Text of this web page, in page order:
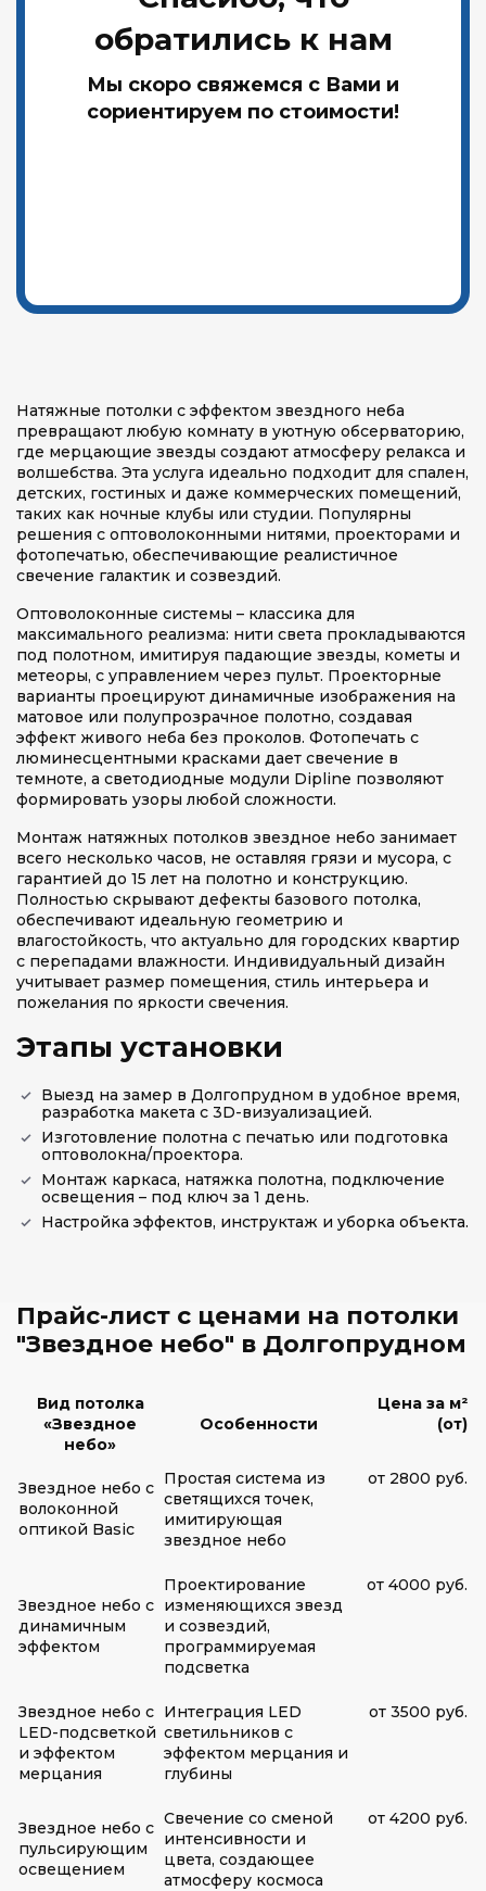
обратились к нам
Мы скоро свяжемся с Вами и
сориентируем по стоимости!
Натяжные потолки с эффектом звездного неба
превращают любую комнату в уютную обсерваторию,
где мерцающие звезды создают атмосферу релакса и
волшебства. Эта услуга идеально подходит для спален,
детских, гостиных и даже коммерческих помещений,
таких как ночные клубы или студии. Популярны
решения с оптоволоконными нитями, проекторами и
фотопечатью, обеспечивающие реалистичное
свечение галактик и созвездий.
Оптоволоконные системы – классика для
максимального реализма: нити света прокладываются
под полотном, имитируя падающие звезды, кометы и
метеоры, с управлением через пульт. Проекторные
варианты проецируют динамичные изображения на
матовое или полупрозрачное полотно, создавая
эффект живого неба без проколов. Фотопечать с
люминесцентными красками дает свечение в
темноте, а светодиодные модули Dipline позволяют
формировать узоры любой сложности.
Монтаж натяжных потолков звездное небо занимает
всего несколько часов, не оставляя грязи и мусора, с
гарантией до 15 лет на полотно и конструкцию.
Полностью скрывают дефекты базового потолка,
обеспечивают идеальную геометрию и
влагостойкость, что актуально для городских квартир
с перепадами влажности. Индивидуальный дизайн
учитывает размер помещения, стиль интерьера и
пожелания по яркости свечения.
Этапы установки
Выезд на замер в Долгопрудном в удобное время,
разработка макета с 3D-визуализацией.
Изготовление полотна с печатью или подготовка
оптоволокна/проектора.
Монтаж каркаса, натяжка полотна, подключение
освещения – под ключ за 1 день.
Настройка эффектов, инструктаж и уборка объекта.
Прайс-лист с ценами на потолки
"Звездное небо" в Долгопрудном
Вид потолка
«Звездное
небо»
Особенности
Цена за м²
(от)
Звездное небо с
волоконной
оптикой Basic
Простая система из
светящихся точек,
имитирующая
звездное небо
от 2800 руб.
Звездное небо с
динамичным
эффектом
Проектирование
изменяющихся звезд
и созвездий,
программируемая
подсветка
от 4000 руб.
Звездное небо с
LED-подсветкой
и эффектом
мерцания
Интеграция LED
светильников с
эффектом мерцания и
глубины
от 3500 руб.
Звездное небо с
пульсирующим
освещением
Свечение со сменой
интенсивности и
цвета, создающее
атмосферу космоса
от 4200 руб.